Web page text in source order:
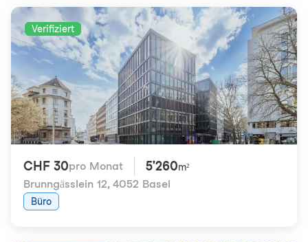
Verifiziert
CHF 30pro Monat 5'260m²
Brunngässlein 12, 4052 Basel
Büro